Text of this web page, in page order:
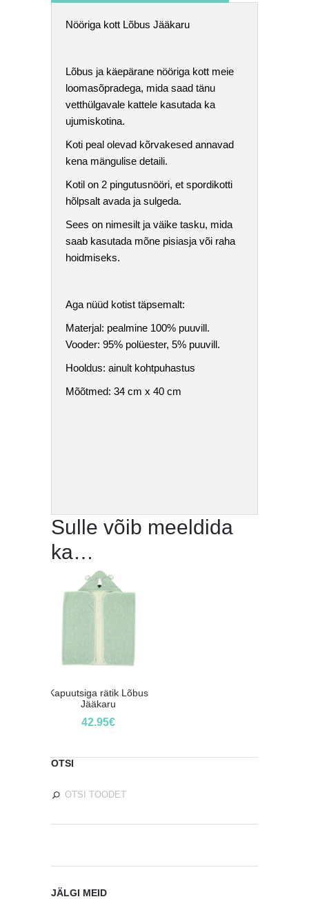
Nööriga kott Lõbus Jääkaru
Lõbus ja käepärane nööriga kott meie
loomasõpradega, mida saad tänu
vetthülgavale kattele kasutada ka
ujumiskotina.
Koti peal olevad kõrvakesed annavad
kena mängulise detaili.
Kotil on 2 pingutusnööri, et spordikotti
hõlpsalt avada ja sulgeda.
Sees on nimesilt ja väike tasku, mida
saab kasutada mõne pisiasja või raha
hoidmiseks.
Aga nüüd kotist täpsemalt:
Materjal: pealmine 100% puuvill.
Vooder: 95% polüester, 5% puuvill.
Hooldus: ainult kohtpuhastus
Mõõtmed: 34 cm x 40 cm
Sulle võib meeldida
ka…
Kapuutsiga rätik Lõbus
Jääkaru
42.95€
OTSI
JÄLGI MEID